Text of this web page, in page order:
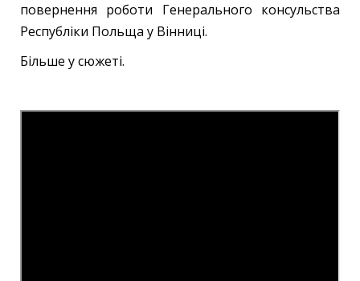
повернення роботи Генерального консульства
Республіки Польща у Вінниці.
Більше у сюжеті.